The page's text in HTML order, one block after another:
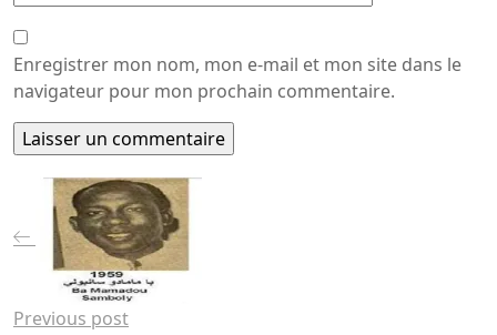
Enregistrer mon nom, mon e-mail et mon site dans le
navigateur pour mon prochain commentaire.
Previous post